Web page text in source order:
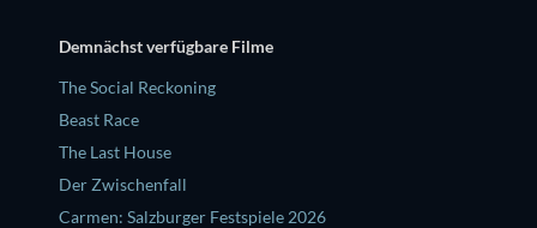
Demnächst verfügbare Filme
The Social Reckoning
Beast Race
The Last House
Der Zwischenfall
Carmen: Salzburger Festspiele 2026